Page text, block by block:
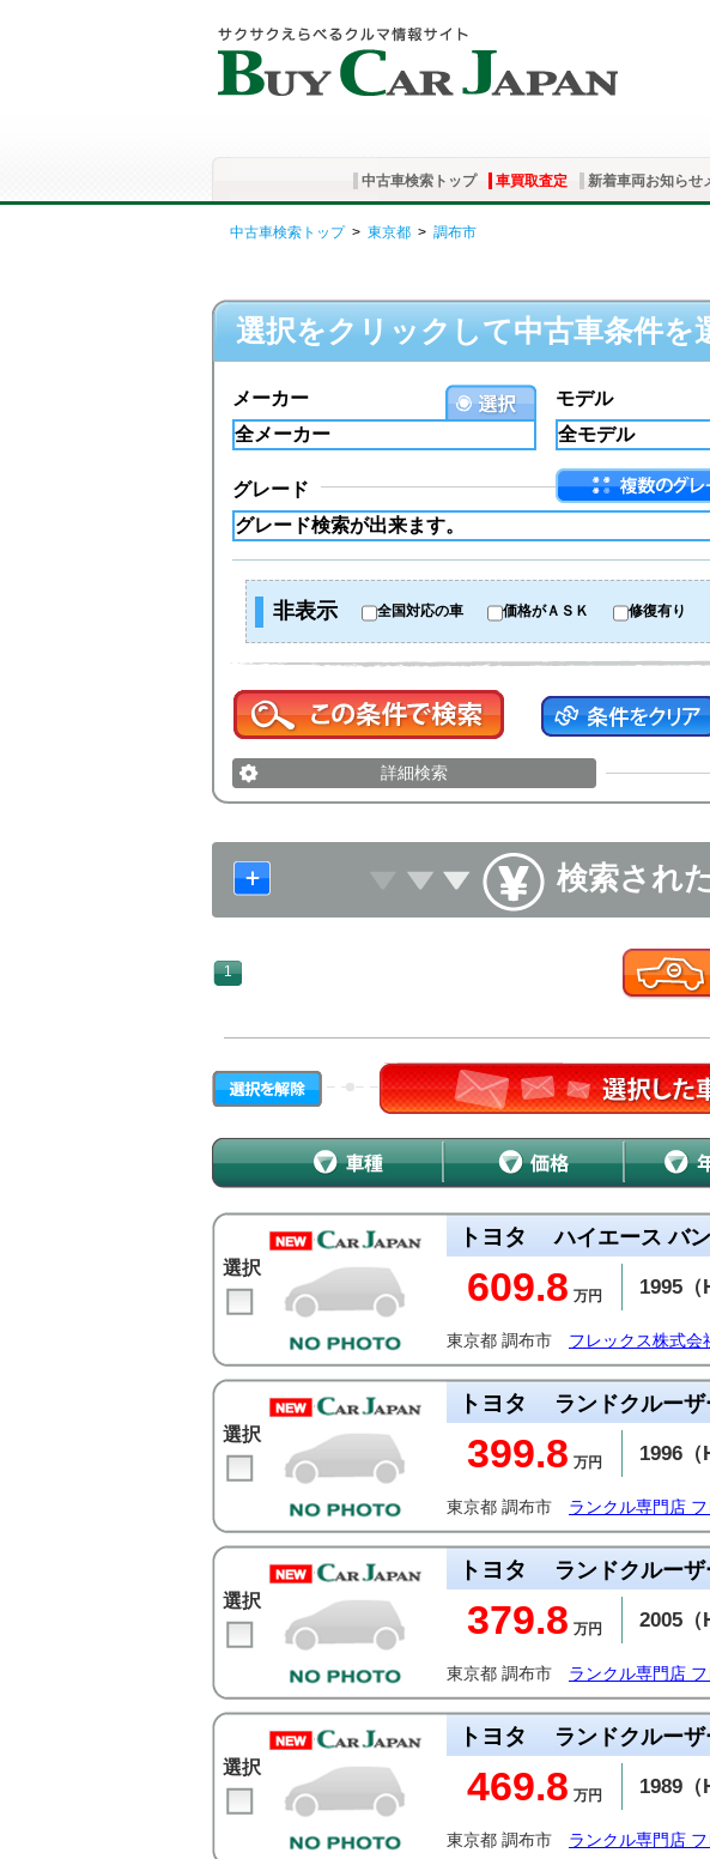
中古車検索トップ 車買取査定 新着車両お知らせ
中古車検索トップ> 東京都 > 調布市
選択をクリックして中古車条件を
モデル
メーカー
グレード
非表示 全国対応の車 価格がＡＳＫ 修復有り
詳細検索
検索され
1
選択
トヨタ ハイエース バン
609.8 万円 1995（
東京都 調布市 フレックス株式会
選択
トヨタ ランドクルーザ
399.8 万円 1996（
東京都 調布市 ランクル専門店
選択
トヨタ ランドクルーザ
379.8 万円 2005（
東京都 調布市 ランクル専門店
選択
トヨタ ランドクルーザ
469.8 万円 1989（
東京都 調布市 ランクル専門店